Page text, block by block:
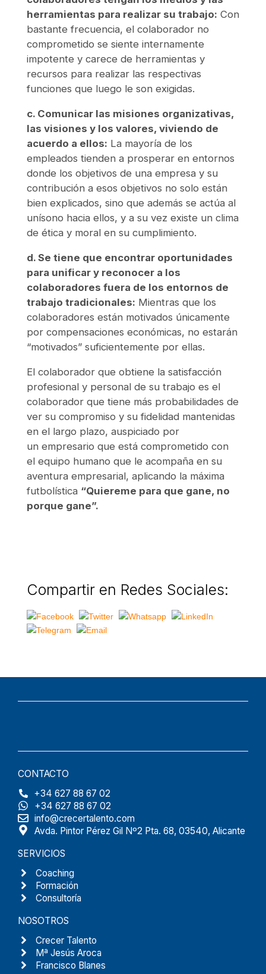
herramientas para realizar su trabajo: Con
bastante frecuencia, el colaborador no
comprometido se siente internamente
impotente y carece de herramientas y
recursos para realizar las respectivas
funciones que luego le son exigidas.
c. Comunicar las misiones organizativas,
las visiones y los valores, viviendo de
acuerdo a ellos: La mayoría de los
empleados tienden a prosperar en entornos
donde los objetivos de una empresa y su
contribución a esos objetivos no solo están
bien explicados, sino que además se actúa al
unísono hacia ellos, y a su vez existe un clima
de ética y moral en su cumplimiento.
d. Se tiene que encontrar oportunidades
para unificar y reconocer a los
colaboradores fuera de los entornos de
trabajo tradicionales: Mientras que los
colaboradores están motivados únicamente
por compensaciones económicas, no estarán
“motivados” suficientemente por ellas.
El colaborador que obtiene la satisfacción
profesional y personal de su trabajo es el
colaborador que tiene más probabilidades de
ver su compromiso y su fidelidad mantenidas
en el largo plazo, auspiciado por
un empresario que está comprometido con
el equipo humano que le acompaña en su
aventura empresarial, aplicando la máxima
futbolística “Quiereme para que gane, no
porque gane”.
Compartir en Redes Sociales:
CONTACTO
+34 627 88 67 02
+34 627 88 67 02
info@crecertalento.com
Avda. Pintor Pérez Gil Nº2 Pta. 68, 03540, Alicante
SERVICIOS
Coaching
Formación
Consultoría
NOSOTROS
Crecer Talento
Mª Jesús Aroca
Francisco Blanes